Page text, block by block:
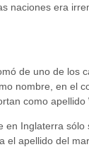
naciones era
de uno de los
nombre, en el
como apellido
en Inglaterra
el apellido del